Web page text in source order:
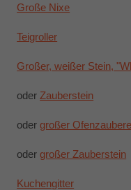
Große Nixe
Teigroller
Großer, weißer Stein,
oder Zauberstein
odergroßer
odergroßer Zauberstein
Kuchengitter